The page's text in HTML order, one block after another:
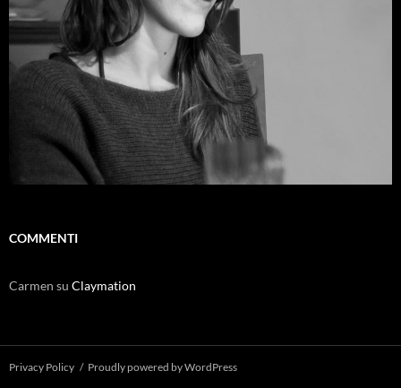
COMMENTI
Carmen su Claymation
Privacy Policy Proudly powered by WordPress